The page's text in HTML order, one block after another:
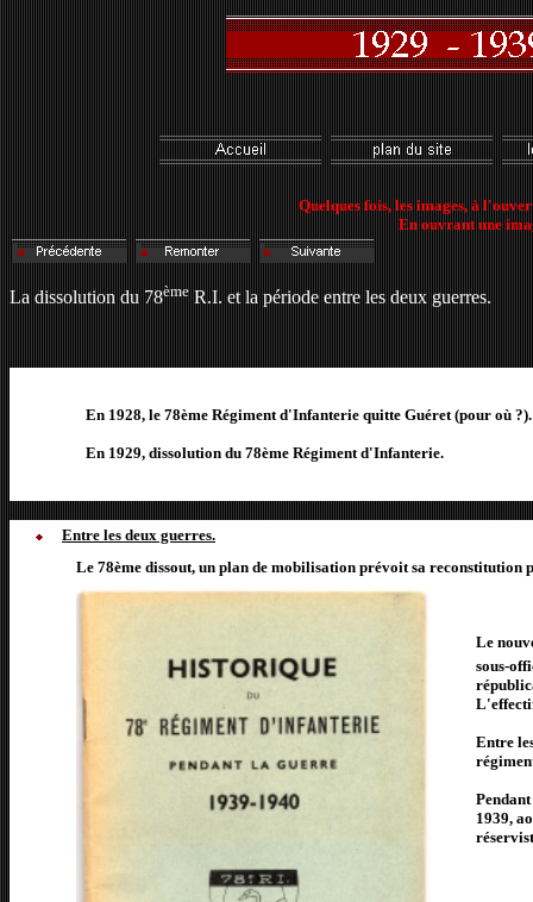
Quelques fois, les images, à
En ouvrant une
La dissolution du 78ème R.I. et la période entre les deux guerres.
En 1928, le 78ème Régiment d'Infanterie quitte Guéret (pour où ?).
En 1929, dissolution du 78ème Régiment d'Infanterie.
Entre les deux guerres.
Le 78ème dissout, un plan de mobilisation prévoit sa reconstitution
Le
sous-
Entre
1939,